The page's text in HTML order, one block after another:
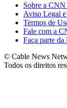
Sobre a
Aviso Legal
Termos de
Fale com a
Faça parte
© Cable News
Todos os direitos